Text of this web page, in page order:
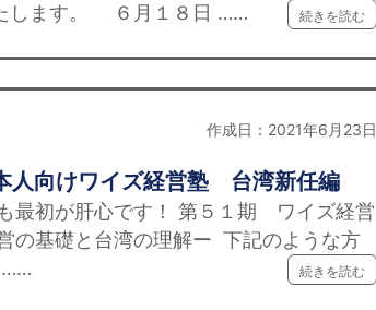
します。 ６月１８日 ……
続きを読む
作成日：2021年6月23日
人向けワイズ経営塾 台湾新任編
最初が肝心です！ 第５１期 ワイズ経営
基礎と台湾の理解ー 下記のような方
……
続きを読む